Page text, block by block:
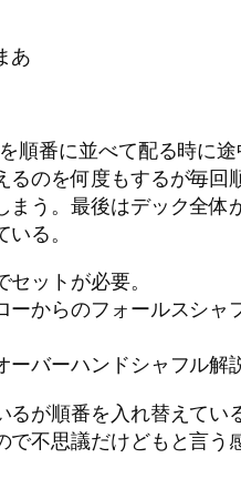
あ
順番に並べて配る時に
るのを何度もするが毎回
まう。最後はデック全体
る。
ットが必要。
ーからのフォールスシャ
ーバーハンドシャフル解
るが順番を入れ替えてい
で不思議だけどもと言う